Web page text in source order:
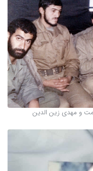
و مهدی زین الدین